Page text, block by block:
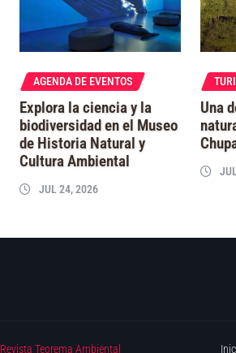
AGENDA DE EVENTOS
Explora la ciencia y la
biodiversidad en el Museo
de Historia Natural y
Cultura Ambiental
JUL 24, 2026
Una
Revista Teorema Ambiental